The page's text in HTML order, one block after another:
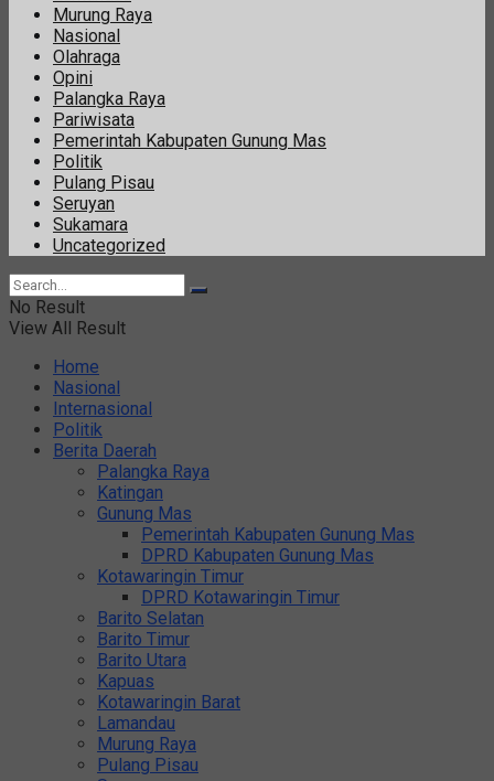
Murung Raya
Nasional
Olahraga
Opini
Palangka Raya
Pariwisata
Pemerintah Kabupaten Gunung Mas
Politik
Pulang Pisau
Seruyan
Sukamara
Uncategorized
No Result
View All Result
Home
Nasional
Internasional
Politik
Berita Daerah
Palangka Raya
Katingan
Gunung Mas
Pemerintah Kabupaten Gunung Mas
DPRD Kabupaten Gunung Mas
Kotawaringin Timur
DPRD Kotawaringin Timur
Barito Selatan
Barito Timur
Barito Utara
Kapuas
Kotawaringin Barat
Lamandau
Murung Raya
Pulang Pisau